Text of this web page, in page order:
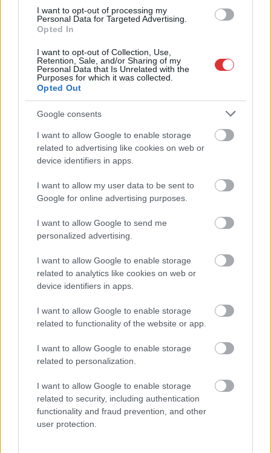
I want to opt-out of processing my
Personal Data for Targeted Advertising.
Opted In
I want to opt-out of Collection, Use,
Retention, Sale, and/or Sharing of my
Personal Data that Is Unrelated with the
Purposes for which it was collected.
Opted Out
Google consents
I want to allow Google to enable storage
related to advertising like cookies on web or
device identifiers in apps.
I want to allow my user data to be sent to
Google for online advertising purposes.
I want to allow Google to send me
personalized advertising.
I want to allow Google to enable storage
related to analytics like cookies on web or
device identifiers in apps.
I want to allow Google to enable storage
related to functionality of the website or app.
I want to allow Google to enable storage
related to personalization.
I want to allow Google to enable storage
related to security, including authentication
functionality and fraud prevention, and other
user protection.
Sok volt az igazolatlan hiányzás, Pócs János fizetéslevonást
kapott, más fideszesek még kevesebbet vittek haza
A Szolnok megyei gazdák nagyon nem akarták a JÉGER
további üzemeltetését
Csendélet 5.0: alig balesetveszélyes lépcső és remek
állapotban levő buszmegálló mutatja, hogy Szolnok mennyire
Pénteken újra csökken a benzin és a gázolaj ára is
Napokon belül megválasztja az új köztársasági elnököt az
Országgyűlés
Kiterjedt tüzek pusztítanak az országban, köztük Karcagon
Harmadfokú hőségriasztás az országban: Szolnokon klímát
javítottak, helikoptereket is bevetettek a tüzeknél
A zárkában rosszul lett, elájult – ilyen körülményekről
számoltak be a szolnoki börtönből
Váratlan fennakadás borította fel a Szolnok–Kecskemét
vasútvonal közlekedését
A polgármester a szolnoki cégekhez fordult: több száz
elbocsátott dolgozón segítene
Csődbe ment a tószegi Accell Hunland, a hazai
kerékpárgyártás meghatározó szereplője
Egyszer fent, egyszer lent, így festett a Duna a két évvel
ezelőtti árvíz idején és így most – fotógyűjtemény
ugyanazokból a szögekből